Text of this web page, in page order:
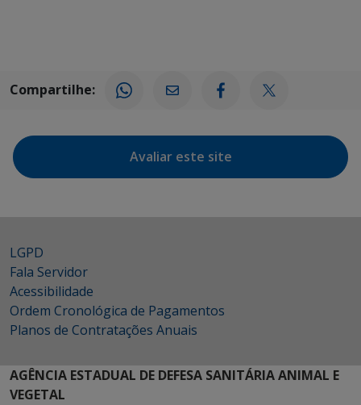
Compartilhe:
Avaliar este site
LGPD
Fala Servidor
Acessibilidade
Ordem Cronológica de Pagamentos
Planos de Contratações Anuais
AGÊNCIA ESTADUAL DE DEFESA SANITÁRIA ANIMAL E
VEGETAL